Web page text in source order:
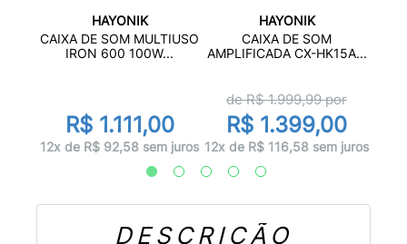
HAYONIK
CAIXA DE SOM MULTIUSO
IRON 600 100W...
R$ 1.111,00
12x de R$ 92,58 sem juros
HAYONIK
CAIXA DE SOM
AMPLIFICADA CX-HK15A...
de R$1.999,99por
R$ 1.399,00
12x de R$ 116,58 sem juros
DESCRIÇÃO